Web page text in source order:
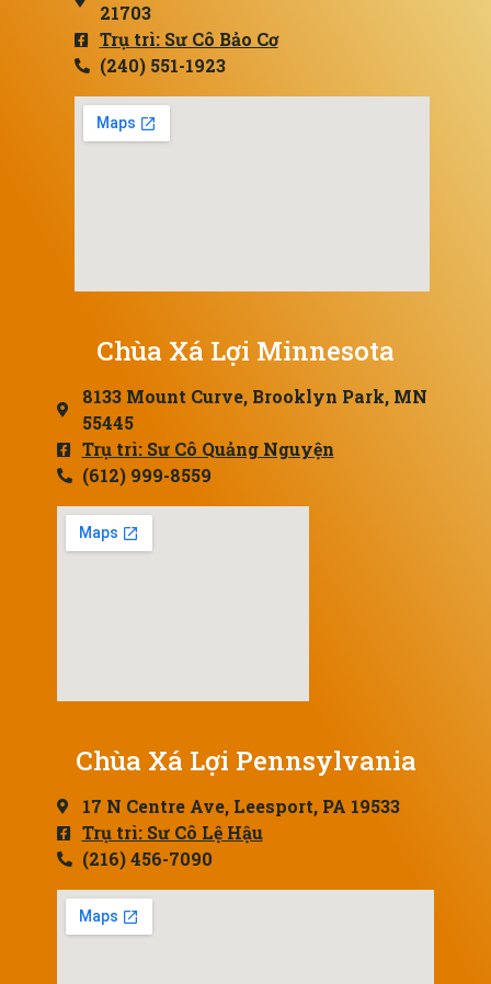
21703
Trụ trì: Sư Cô Bảo Cơ
(240) 551-1923
Chùa Xá Lợi Minnesota
8133 Mount Curve, Brooklyn Park, MN
55445
Trụ trì: Sư Cô Quảng Nguyện
(612) 999-8559
Chùa Xá Lợi Pennsylvania
17 N Centre Ave, Leesport, PA 19533
Trụ trì: Sư Cô Lệ Hậu
(216) 456-7090